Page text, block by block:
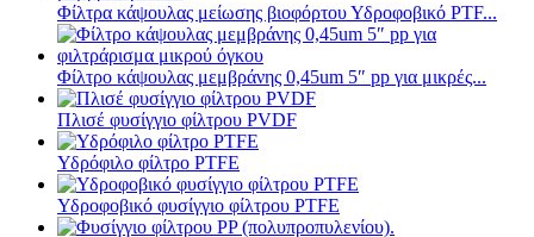
Φίλτρα κάψουλας μείωσης βιοφόρτου Υδροφοβικό PTF...
Φίλτρο κάψουλας μεμβράνης 0,45um 5″ pp για μικρές...
Πλισέ φυσίγγιο φίλτρου PVDF
Υδρόφιλο φίλτρο PTFE
Υδροφοβικό φυσίγγιο φίλτρου PTFE